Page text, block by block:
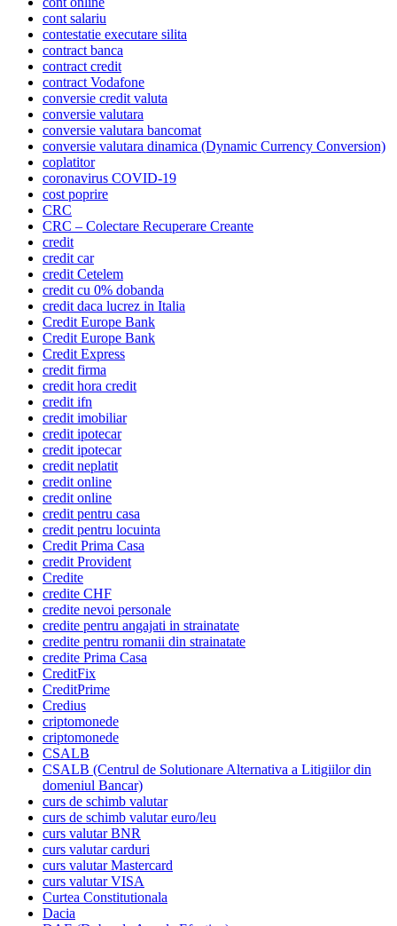
cont salariu
contestatie executare silita
contract banca
contract credit
contract Vodafone
conversie credit valuta
conversie valutara
conversie valutara bancomat
conversie valutara dinamica (Dynamic Currency Conversion)
coplatitor
coronavirus COVID-19
cost poprire
CRC
CRC – Colectare Recuperare Creante
credit
credit car
credit Cetelem
credit cu 0% dobanda
credit daca lucrez in Italia
Credit Europe Bank
Credit Europe Bank
Credit Express
credit firma
credit hora credit
credit ifn
credit imobiliar
credit ipotecar
credit ipotecar
credit neplatit
credit online
credit online
credit pentru casa
credit pentru locuinta
Credit Prima Casa
credit Provident
Credite
credite CHF
credite nevoi personale
credite pentru angajati in strainatate
credite pentru romanii din strainatate
credite Prima Casa
CreditFix
CreditPrime
Credius
criptomonede
criptomonede
CSALB
CSALB (Centrul de Solutionare Alternativa a Litigiilor din
domeniul Bancar)
curs de schimb valutar
curs de schimb valutar euro/leu
curs valutar BNR
curs valutar carduri
curs valutar Mastercard
curs valutar VISA
Curtea Constitutionala
Dacia